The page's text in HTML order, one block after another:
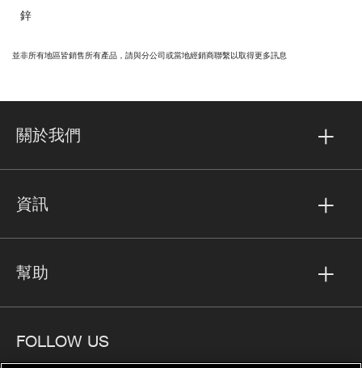
鋅
並非所有地區皆銷售所有產品，請與分公司或當地經銷商聯繫以取得更多訊息
關於我們
資訊
幫助
FOLLOW US